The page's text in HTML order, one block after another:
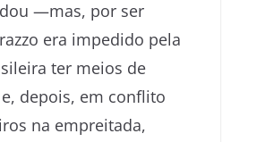
—mas, por ser
era impedido pela
ter meios de
depois, em conflito
na empreitada,